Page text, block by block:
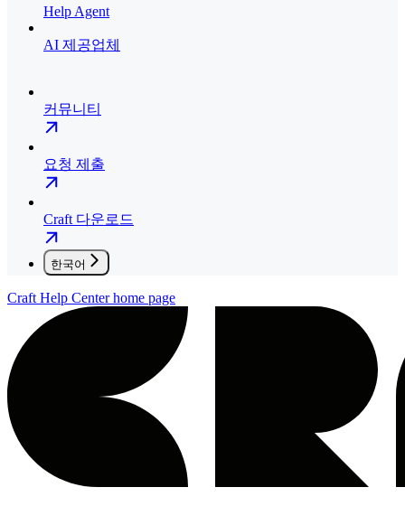
Help Agent
AI 제공업체
커뮤니티
요청 제출
Craft 다운로드
한국어
Craft Help Centerhome page